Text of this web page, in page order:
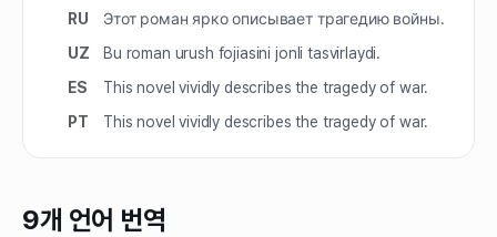
RU
Этот роман ярко описывает трагедию войны.
UZ
Bu roman urush fojiasini jonli tasvirlaydi.
ES
This novel vividly describes the tragedy of war.
PT
This novel vividly describes the tragedy of war.
9개 언어 번역